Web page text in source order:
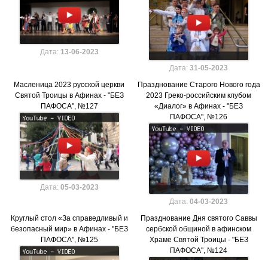
Дата: 13-06-2023
Дата:31-05-2023
Масленица 2023 русской церкви
Святой Троицы в Афинах - "БЕЗ
ПАФОСА", №127
Дата: 05-03-2023
Празднование Старого Нового года
2023 Греко-российским клубом
«Диалог» в Афинах - "БЕЗ
ПАФОСА", №126
Дата:04-03-2023
Круглый стол «За справедливый и
безопасный мир» в Афинах - "БЕЗ
ПАФОСА", №125
Празднование Дня святого Саввы
сербской общиной в афинском
Храме Святой Троицы - "БЕЗ
ПАФОСА", №124